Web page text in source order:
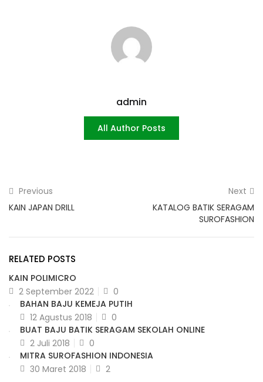
admin
All Author Posts
Previous
KAIN JAPAN DRILL
Next
KATALOG BATIK SERAGAM
SUROFASHION
RELATED POSTS
KAIN POLIMICRO
Posted
on
2 September 2022
0
BAHAN BAJU KEMEJA PUTIH
Posted
on
12 Agustus 2018
0
BUAT BAJU BATIK SERAGAM SEKOLAH ONLINE
Posted
on
2 Juli 2018
0
MITRA SUROFASHION INDONESIA
Posted
30 Maret 2018 2